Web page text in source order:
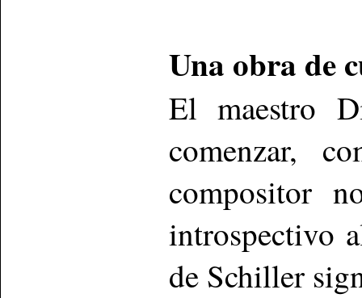
Una obra de
El maestro
comenzar,
compositor
introspectivo
de Schiller